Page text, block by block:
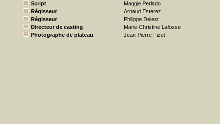
Script
Maggie Perlado
Régisseur
Arnaud Esterez
Régisseur
Philippe Delest
Directeur de casting
Marie-Christine Lafosse
Photographe de plateau
Jean-Pierre Fizet